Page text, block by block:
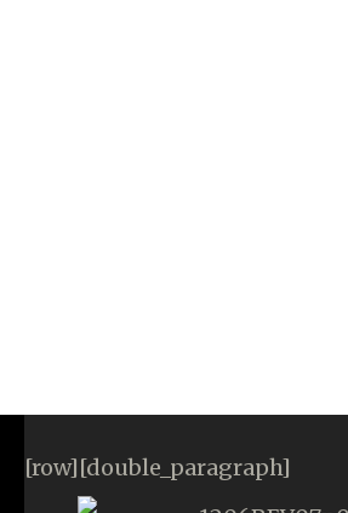
[row][double_paragraph]